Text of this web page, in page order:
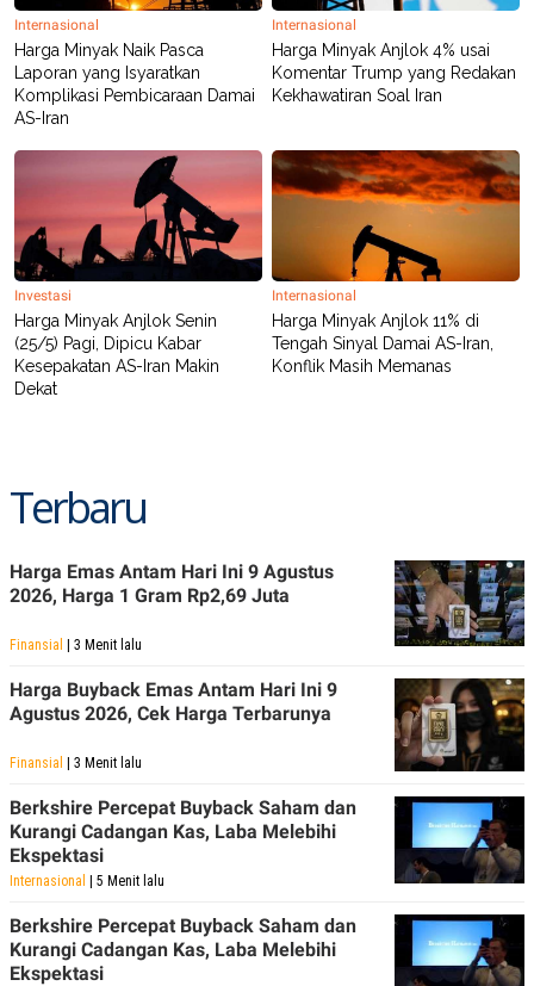
Internasional
Harga Minyak Naik Pasca
Laporan yang Isyaratkan
Komplikasi Pembicaraan Damai
AS-Iran
Internasional
Harga Minyak Anjlok 4% usai
Komentar Trump yang Redakan
Kekhawatiran Soal Iran
Investasi
Harga Minyak Anjlok Senin
(25/5) Pagi, Dipicu Kabar
Kesepakatan AS-Iran Makin
Dekat
Internasional
Harga Minyak Anjlok 11% di
Tengah Sinyal Damai AS-Iran,
Konflik Masih Memanas
Terbaru
Harga Emas Antam Hari Ini 9 Agustus
2026, Harga 1 Gram Rp2,69 Juta
Finansial | 3 Menit lalu
Harga Buyback Emas Antam Hari Ini 9
Agustus 2026, Cek Harga Terbarunya
Finansial | 3 Menit lalu
Berkshire Percepat Buyback Saham dan
Kurangi Cadangan Kas, Laba Melebihi
Ekspektasi
Internasional | 5 Menit lalu
Berkshire Percepat Buyback Saham dan
Kurangi Cadangan Kas, Laba Melebihi
Ekspektasi